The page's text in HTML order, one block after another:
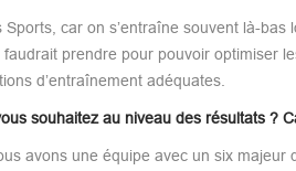
car on s’entraîne souvent là-
prendre pour pouvoir optimiser
d’entraînement adéquates.
souhaitez au niveau des résultats ?
avons une équipe avec un six